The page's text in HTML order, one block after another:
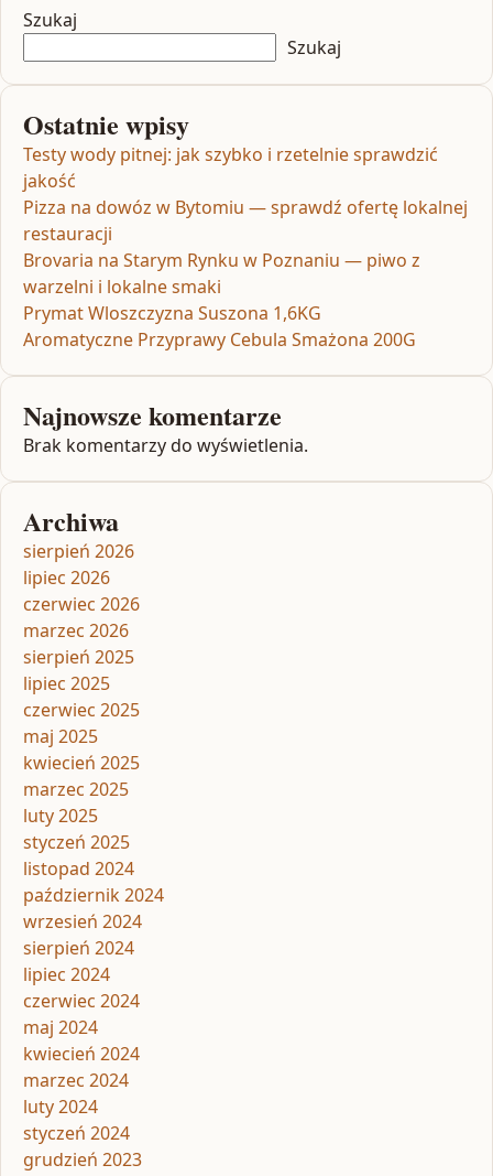
Szukaj
Szukaj
Ostatnie wpisy
Testy wody pitnej: jak szybko i rzetelnie sprawdzić
jakość
Pizza na dowóz w Bytomiu — sprawdź ofertę lokalnej
restauracji
Brovaria na Starym Rynku w Poznaniu — piwo z
warzelni i lokalne smaki
Prymat Wloszczyzna Suszona 1,6KG
Aromatyczne Przyprawy Cebula Smażona 200G
Najnowsze komentarze
Brak komentarzy do wyświetlenia.
Archiwa
sierpień 2026
lipiec 2026
czerwiec 2026
marzec 2026
sierpień 2025
lipiec 2025
czerwiec 2025
maj 2025
kwiecień 2025
marzec 2025
luty 2025
styczeń 2025
listopad 2024
październik 2024
wrzesień 2024
sierpień 2024
lipiec 2024
czerwiec 2024
maj 2024
kwiecień 2024
marzec 2024
luty 2024
styczeń 2024
grudzień 2023